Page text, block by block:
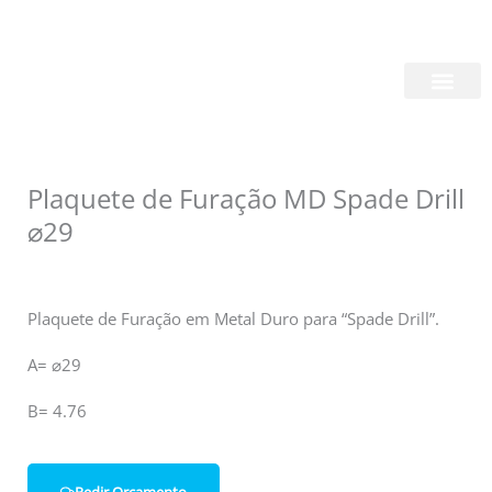
Plaquete de Furação MD Spade Drill
⌀29
Plaquete de Furação em Metal Duro para “Spade Drill”.
A= ⌀29
B= 4.76